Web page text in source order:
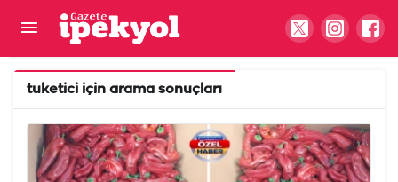
tuketici için arama sonuçları